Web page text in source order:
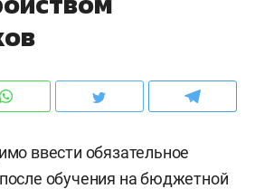
ввести обязательное
обучения на бюджетной